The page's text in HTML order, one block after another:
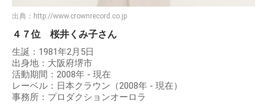
出典： http://www.crownrecord.co.jp
４７位 桜井くみ子さん
生誕：1981年2月5日
出身地：大阪府堺市
活動期間：2008年 - 現在
レーベル：日本クラウン（2008年 - 現在）
事務所：プロダクションオーロラ